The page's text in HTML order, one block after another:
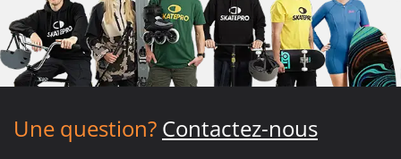
Une question? Contactez-nous